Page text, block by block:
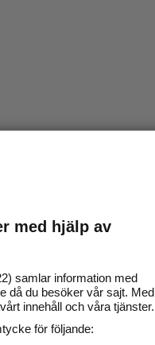
med hjälp av
samlar information med
då du besöker vår sajt. Med
innehåll och våra tjänster.
för följande: